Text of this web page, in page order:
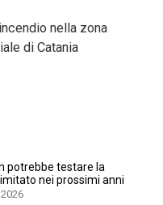
nella zona
di Catania
potrebbe testare la
nei prossimi anni